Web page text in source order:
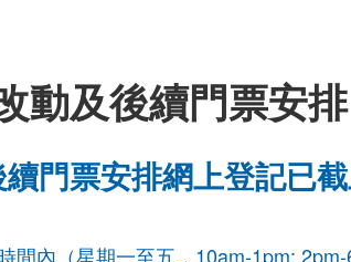
動及後續門票安排
門票安排網上登記已截
內（星期一至五，10am-1pm;